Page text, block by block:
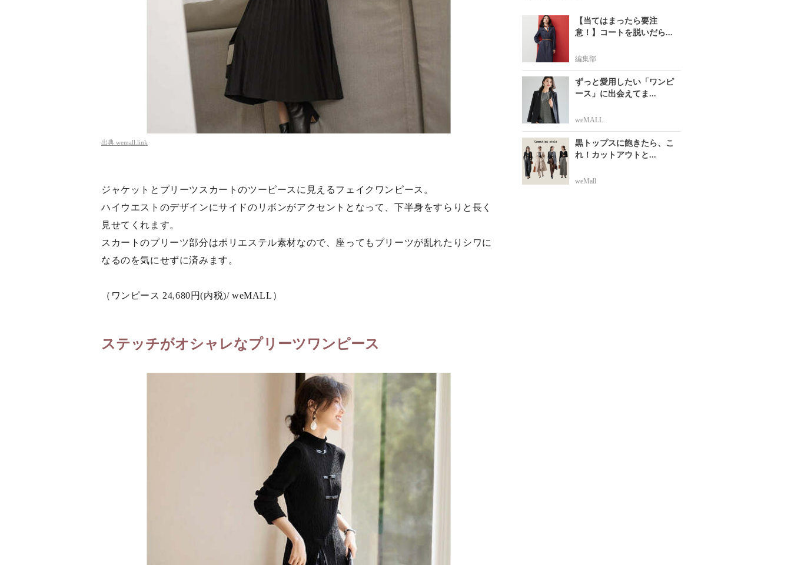
出典 wemall.link
ジャケットとプリーツスカートのツーピースに見えるフェイクワンピース。
ハイウエストのデザインにサイドのリボンがアクセントとなって、下半身をすらりと長く
見せてくれます。
スカートのプリーツ部分はポリエステル素材なので、座ってもプリーツが乱れたりシワに
なるのを気にせずに済みます。
（ワンピース 24,680円(内税)/ weMALL）
ステッチがオシャレなプリーツワンピース
【当てはまったら要注
意！】コートを脱いだら...
編集部
ずっと愛用したい「ワンピ
ース」に出会えてま...
weMALL
黒トップスに飽きたら、こ
れ！カットアウトと...
weMall